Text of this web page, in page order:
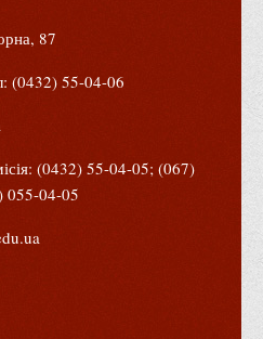
2024
2022
2021
2020
2019
2018
87
(0432) 55-04-06
(0432) 55-04-05; (067)
055-04-05